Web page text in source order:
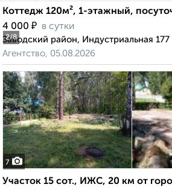
2/8
Коттедж 120м², 1-этажный,
4 000 ₽ в сутки
Заводский район, Индустриальная 177
Агентство, 05.08.2026
7
Участок 15 сот., ИЖС, 20 км от